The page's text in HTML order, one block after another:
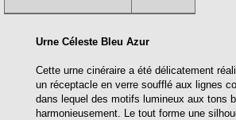
Urne Céleste Bleu Azur
Cette urne cinéraire a été délicatement
un réceptacle en verre soufflé aux lignes
dans lequel des motifs lumineux aux tons
harmonieusement. Le tout forme une